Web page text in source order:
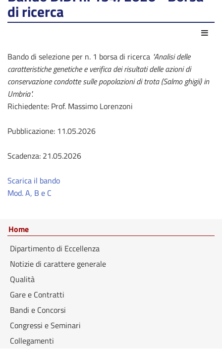
di ricerca
Bando di selezione per n. 1 borsa di ricerca "Analisi delle
caratteristiche genetiche e verifica dei risultati delle azioni di
conservazione condotte sulle popolazioni di trota (Salmo ghigii) in
Umbria".
Richiedente: Prof. Massimo Lorenzoni
Pubblicazione: 11.05.2026
Scadenza: 21.05.2026
Scarica il bando
Mod. A, B e C
Home
Dipartimento di Eccellenza
Notizie di carattere generale
Qualità
Gare e Contratti
Bandi e Concorsi
Congressi e Seminari
Collegamenti